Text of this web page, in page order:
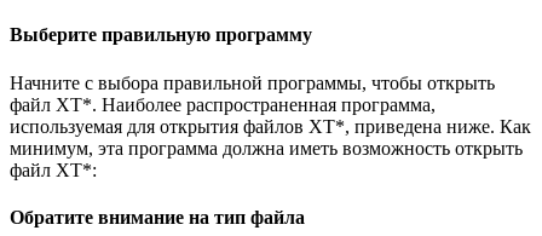
Выберите правильную программу
Начните с выбора правильной программы, чтобы открыть
файл XT*. Наиболее распространенная программа,
используемая для открытия файлов XT*, приведена ниже. Как
минимум, эта программа должна иметь возможность открыть
файл XT*:
Обратите внимание на тип файла